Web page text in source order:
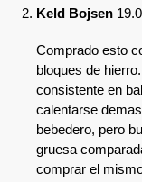
Keld Bojsen
Comprado esto
bloques de
consistente en
calentarse
bebedero, pero
gruesa
comprar el